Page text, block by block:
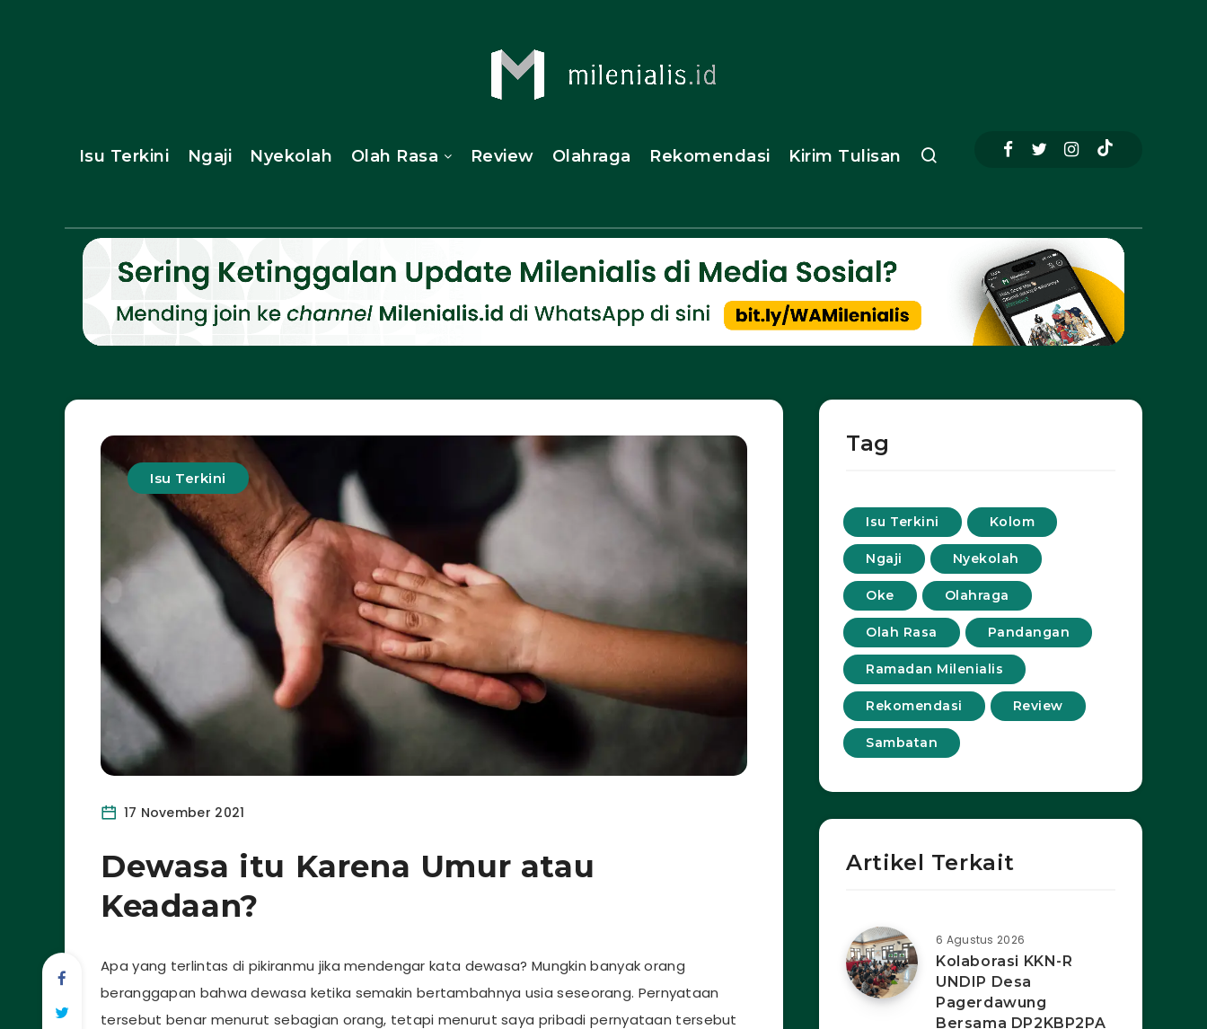
Isu Terkini Ngaji Nyekolah Olah Rasa Review Olahraga Rekomendasi Kirim Tulisan
Isu Terkini
17 November 2021
Dewasa itu Karena Umur atau
Keadaan?
Apa yang terlintas di pikiranmu jika mendengar kata dewasa? Mungkin banyak orang
beranggapan bahwa dewasa ketika semakin bertambahnya usia seseorang. Pernyataan
tersebut benar menurut sebagian orang, tetapi menurut saya pribadi pernyataan tersebut
Tag
Isu Terkini Kolom
Ngaji Nyekolah
Oke Olahraga
Olah Rasa Pandangan
Ramadan Milenialis
Rekomendasi Review
Sambatan
Artikel Terkait
6 Agustus 2026
Kolaborasi KKN-R
UNDIP Desa
Pagerdawung
Bersama DP2KBP2PA